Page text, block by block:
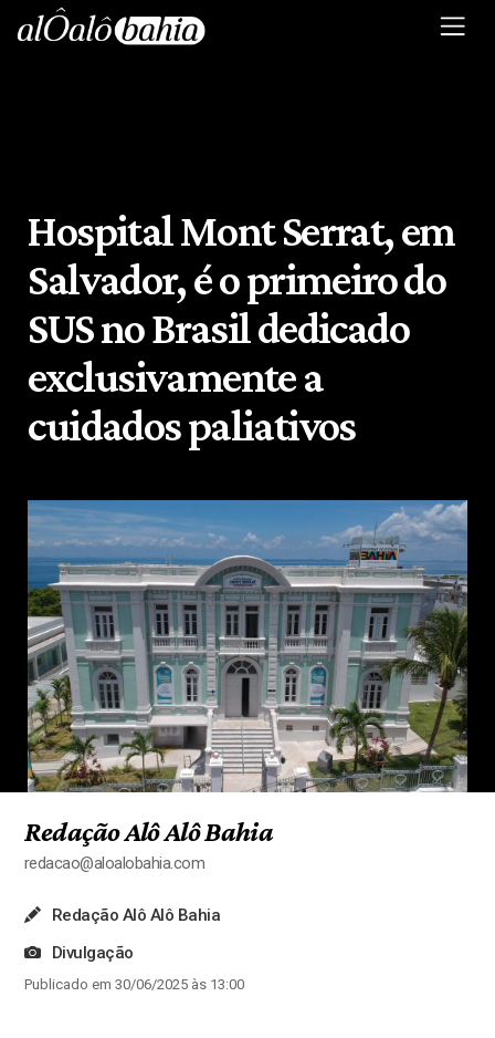
Hospital Mont Serrat, em
Salvador, é o primeiro do
SUS no Brasil dedicado
exclusivamente a
cuidados paliativos
Redação Alô Alô Bahia
redacao@aloalobahia.com
Redação Alô Alô Bahia
Divulgação
Publicado em 30/06/2025 às 13:00